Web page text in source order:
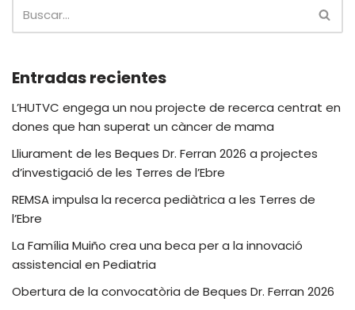
Entradas recientes
L’HUTVC engega un nou projecte de recerca centrat en
dones que han superat un càncer de mama
Lliurament de les Beques Dr. Ferran 2026 a projectes
d’investigació de les Terres de l’Ebre
REMSA impulsa la recerca pediàtrica a les Terres de
l’Ebre
La Família Muiño crea una beca per a la innovació
assistencial en Pediatria
Obertura de la convocatòria de Beques Dr. Ferran 2026